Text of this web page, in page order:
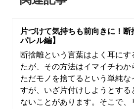
片づけて気持ちも前向きに！
パレル編】
断捨離という言葉はよく耳にす
たが、その方法はイマイチわか
ただモノを捨てるという単純な
すが、いざ片付けしようとする
ないことがあります。そこで、